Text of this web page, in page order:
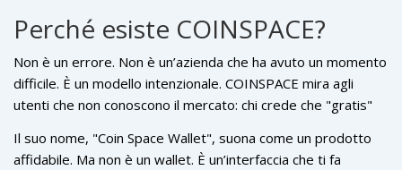
Perché esiste COINSPACE?
Non è un errore. Non è un’azienda che ha avuto un momento
difficile. È un modello intenzionale. COINSPACE mira agli
utenti che non conoscono il mercato: chi crede che "gratis"
cerca una soluzione facile per entrare nelle criptovalute.
Il suo nome, "Coin Space Wallet", suona come un prodotto
affidabile. Ma non è un wallet. È un’interfaccia che ti fa